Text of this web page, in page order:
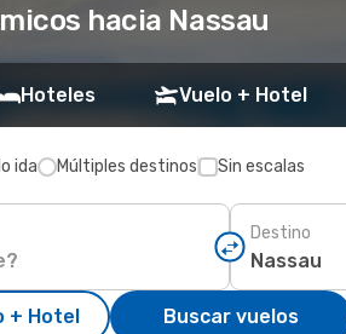
hacia Nassau
Hoteles Vuelo + Hotel
ida Múltiples destinos Sin escalas
Destino
+ Hotel Buscar vuelos